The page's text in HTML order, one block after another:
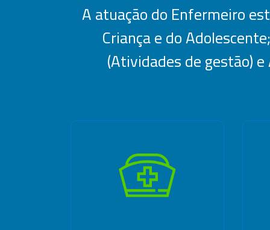
A atuação do Enfermeiro
Criança e do
(Atividades de gestão)